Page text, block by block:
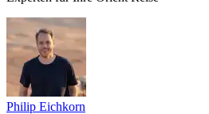
Philip Eichkorn